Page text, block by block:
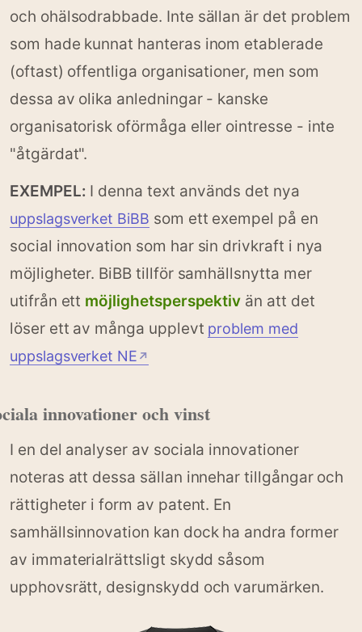
och ohälsodrabbade. Inte sällan är det problem
som hade kunnat hanteras inom etablerade
(oftast) offentliga organisationer, men som
dessa av olika anledningar - kanske
organisatorisk oförmåga eller ointresse - inte
"åtgärdat".
EXEMPEL: I denna text används det nya
uppslagsverket BiBB som ett exempel på en
social innovation som har sin drivkraft i nya
möjligheter. BiBB tillför samhällsnytta mer
utifrån ett möjlighetsperspektiv än att det
löser ett av många upplevt problem med
uppslagsverket NE ↗
innovationer och vinst
I en del analyser av sociala innovationer
noteras att dessa sällan innehar tillgångar och
rättigheter i form av patent. En
samhällsinnovation kan dock ha andra former
av immaterialrättsligt skydd såsom
upphovsrätt, designskydd och varumärken.